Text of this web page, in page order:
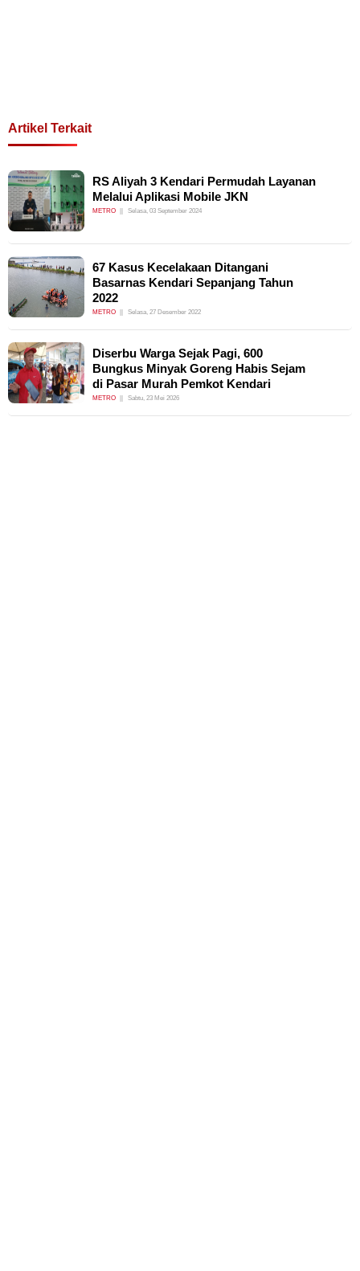
Artikel Terkait
RS Aliyah 3 Kendari Permudah Layanan
Melalui Aplikasi Mobile JKN
METRO Selasa, 03 September 2024
67 Kasus Kecelakaan Ditangani
Basarnas Kendari Sepanjang Tahun
2022
METRO Selasa, 27 Desember 2022
Diserbu Warga Sejak Pagi, 600
Bungkus Minyak Goreng Habis Sejam
di Pasar Murah Pemkot Kendari
METRO Sabtu, 23 Mei 2026